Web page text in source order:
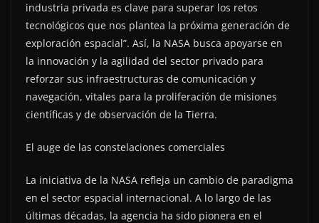
industria privada es clave para superar los retos
tecnológicos que nos plantea la próxima generación de
exploración espacial”. Así, la NASA busca apoyarse en
la innovación y la agilidad del sector privado para
reforzar sus infraestructuras de comunicación y
navegación, vitales para la proliferación de misiones
científicas y de observación de la Tierra.
El auge de las constelaciones comerciales
La iniciativa de la NASA refleja un cambio de paradigma
en el sector espacial internacional. A lo largo de las
últimas décadas, la agencia ha sido pionera en el